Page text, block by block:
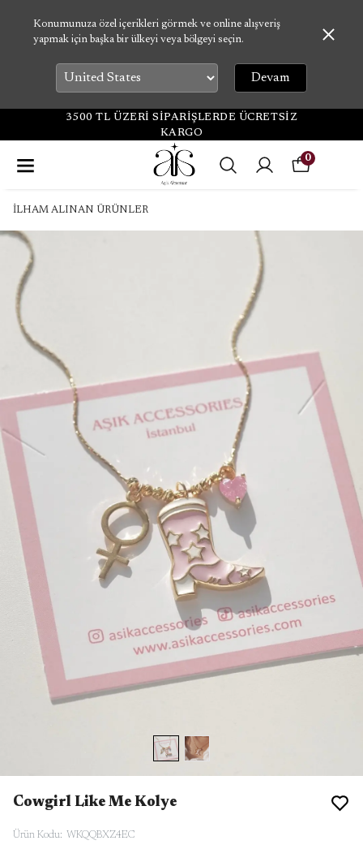
Konumunuza özel içerikleri görmek ve online alışveriş
yapmak için başka bir ülkeyi veya bölgeyi seçin.
Devam
3500 TL ÜZERİ SİPARİŞLERDE ÜCRETSİZ
KARGO
0
İLHAM ALINAN ÜRÜNLER
Cowgirl Like Me Kolye
Ürün Kodu: WKQQBXZ4EC